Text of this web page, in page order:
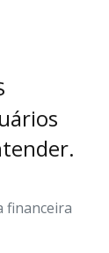
financeira